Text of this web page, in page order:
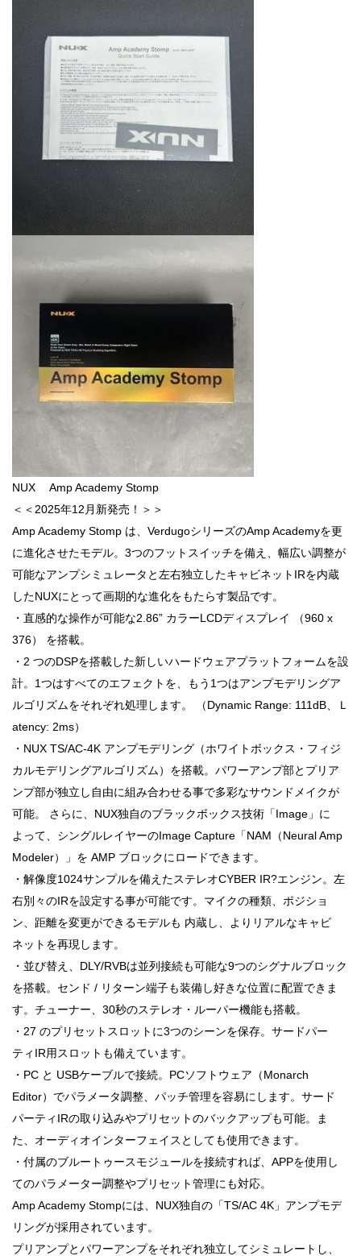
NUX Amp Academy Stomp
＜＜2025年12月新発売！＞＞
Amp Academy Stomp は、VerdugoシリーズのAmp Academyを更
に進化させたモデル。3つのフットスイッチを備え、幅広い調整が
可能なアンプシミュレータと左右独立したキャビネットIRを内蔵
したNUXにとって画期的な進化をもたらす製品です。
・直感的な操作が可能な2.86” カラーLCDディスプレイ （960 x
376） を搭載。
・2 つのDSPを搭載した新しいハードウェアプラットフォームを設
計。1つはすべてのエフェクトを、もう1つはアンプモデリングア
ルゴリズムをそれぞれ処理します。 （Dynamic Range: 111dB、Ｌ
atency: 2ms）
・NUX TS/AC-4K アンプモデリング（ホワイトボックス・フィジ
カルモデリングアルゴリズム）を搭載。パワーアンプ部とプリア
ンプ部が独立し自由に組み合わせる事で多彩なサウンドメイクが
可能。 さらに、NUX独自のブラックボックス技術「Image」に
よって、シングルレイヤーのImage Capture「NAM（Neural Amp
Modeler）」を AMP ブロックにロードできます。
・解像度1024サンプルを備えたステレオCYBER IR?エンジン。左
右別々のIRを設定する事が可能です。マイクの種類、ポジショ
ン、距離を変更ができるモデルも 内蔵し、よりリアルなキャビ
ネットを再現します。
・並び替え、DLY/RVBは並列接続も可能な9つのシグナルブロック
を搭載。センド / リターン端子も装備し好きな位置に配置できま
す。チューナー、30秒のステレオ・ルーパー機能も搭載。
・27 のプリセットスロットに3つのシーンを保存。サードパー
ティIR用スロットも備えています。
・PC と USBケーブルで接続。PCソフトウェア（Monarch
Editor）でパラメータ調整、パッチ管理を容易にします。サード
パーティIRの取り込みやプリセットのバックアップも可能。ま
た、オーディオインターフェイスとしても使用できます。
・付属のブルートゥースモジュールを接続すれば、APPを使用し
てのパラメーター調整やプリセット管理にも対応。
Amp Academy Stompには、NUX独自の「TS/AC 4K」アンプモデ
リングが採用されています。
プリアンプとパワーアンプをそれぞれ独立してシミュレートし、